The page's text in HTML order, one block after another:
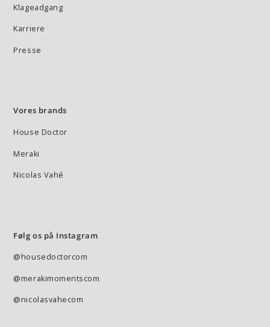
Klageadgang
Karriere
Presse
Vores brands
House Doctor
Meraki
Nicolas Vahé
Følg os på Instagram
@housedoctorcom
@merakimomentscom
@nicolasvahecom